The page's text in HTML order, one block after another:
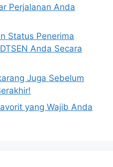
Perjalanan Anda
Status Penerima
Anda Secara
Juga Sebelum
yang Wajib Anda